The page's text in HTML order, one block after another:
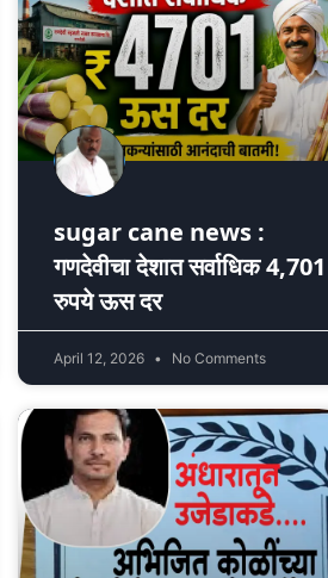
sugar cane news :
गणदेवीचा देशात सर्वाधिक 4,701
रुपये ऊस दर
April 12, 2026 No Comments